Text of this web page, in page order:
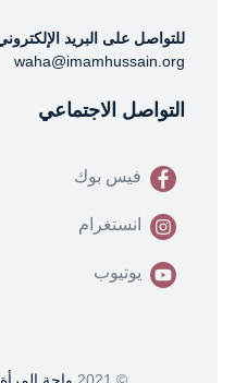
للتواصل على البريد
waha@imamhussain.org
التواصل الاجتماعي
فيس بوك
انستغرام
يوتيوب